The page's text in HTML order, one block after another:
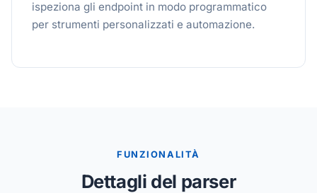
ispeziona gli endpoint in modo programmatico
per strumenti personalizzati e automazione.
FUNZIONALITÀ
Dettagli del parser